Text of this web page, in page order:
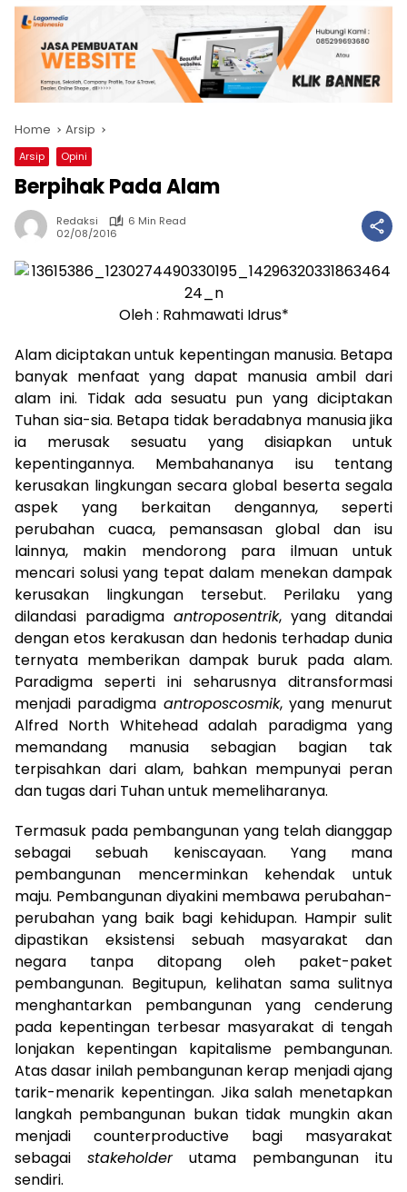
Home Arsip
Arsip Opini
Berpihak Pada Alam
Redaksi
6 Min Read
02/08/2016
Oleh : Rahmawati Idrus*
Alam diciptakan untuk kepentingan manusia. Betapa
banyak menfaat yang dapat manusia ambil dari
alam ini. Tidak ada sesuatu pun yang diciptakan
Tuhan sia-sia. Betapa tidak beradabnya manusia jika
ia merusak sesuatu yang disiapkan untuk
kepentingannya. Membahananya isu tentang
kerusakan lingkungan secara global beserta segala
aspek yang berkaitan dengannya, seperti
perubahan cuaca, pemansasan global dan isu
lainnya, makin mendorong para ilmuan untuk
mencari solusi yang tepat dalam menekan dampak
kerusakan lingkungan tersebut. Perilaku yang
dilandasi paradigma antroposentrik, yang ditandai
dengan etos kerakusan dan hedonis terhadap dunia
ternyata memberikan dampak buruk pada alam.
Paradigma seperti ini seharusnya ditransformasi
menjadi paradigma antroposcosmik, yang menurut
Alfred North Whitehead adalah paradigma yang
memandang manusia sebagian bagian tak
terpisahkan dari alam, bahkan mempunyai peran
dan tugas dari Tuhan untuk memeliharanya.
Termasuk pada pembangunan yang telah dianggap
sebagai sebuah keniscayaan. Yang mana
pembangunan mencerminkan kehendak untuk
maju. Pembangunan diyakini membawa perubahan-
perubahan yang baik bagi kehidupan. Hampir sulit
dipastikan eksistensi sebuah masyarakat dan
negara tanpa ditopang oleh paket-paket
pembangunan. Begitupun, kelihatan sama sulitnya
menghantarkan pembangunan yang cenderung
pada kepentingan terbesar masyarakat di tengah
lonjakan kepentingan kapitalisme pembangunan.
Atas dasar inilah pembangunan kerap menjadi ajang
tarik-menarik kepentingan. Jika salah menetapkan
langkah pembangunan bukan tidak mungkin akan
menjadi counterproductive bagi masyarakat
sebagai stakeholderutama pembangunan itu
sendiri.